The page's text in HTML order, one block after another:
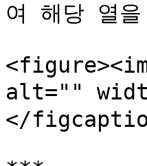
여 해당 열
alt=""
</